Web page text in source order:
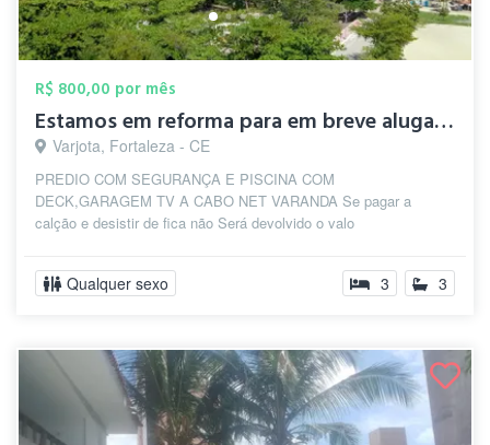
R$ 800,00 por mês
Estamos em reforma para em breve alugar ...
Varjota, Fortaleza - CE
PREDIO COM SEGURANÇA E PISCINA COM
DECK,GARAGEM TV A CABO NET VARANDA Se pagar a
calção e desistir de fica não Será devolvido o valo
Qualquer sexo 3 3